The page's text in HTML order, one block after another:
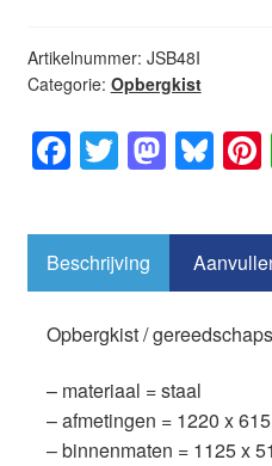
Artikelnummer: JSB48I
Categorie: Opbergkist
F
c
e
b
o
o
k
T
tt
er
M
st
d
o
n
Bl
e
sk
y
Beschrijving
Opbergkist /
– materiaal = staal
– afmetingen = 1220 x
– binnenmaten = 1125 x